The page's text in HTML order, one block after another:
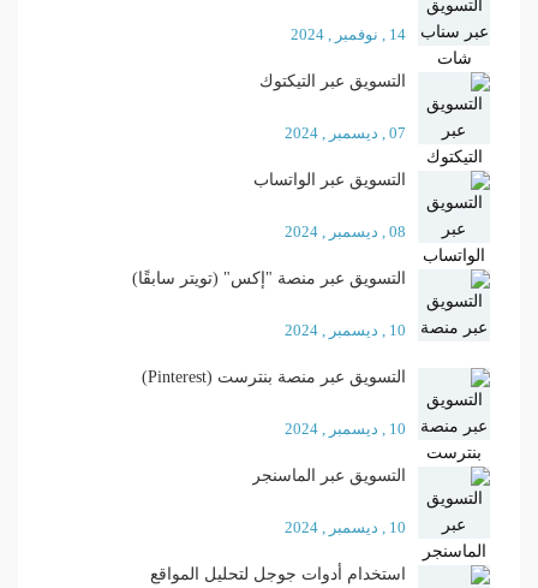
14 , نوفمبر , 2024
التسويق عبر التيكتوك
07 , ديسمبر , 2024
التسويق عبر الواتساب
08 , ديسمبر , 2024
التسويق عبر منصة "إكس" (تويتر سابقًا)
10 , ديسمبر , 2024
التسويق عبر منصة بنترست (Pinterest)
10 , ديسمبر , 2024
التسويق عبر الماسنجر
10 , ديسمبر , 2024
استخدام أدوات جوجل لتحليل المواقع